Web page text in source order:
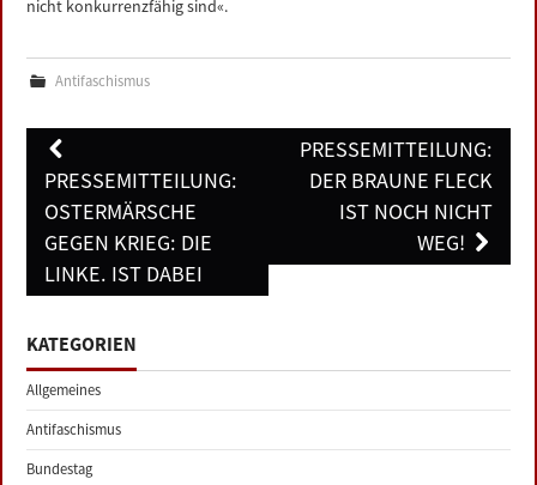
nicht konkurrenzfähig sind«.
Antifaschismus
Post
navigation
PRESSEMITTEILUNG:
OSTERMÄRSCHE
GEGEN KRIEG: DIE
LINKE. IST DABEI
PRESSEMITTEILUNG:
DER BRAUNE FLECK
IST NOCH NICHT
WEG!
KATEGORIEN
Allgemeines
Antifaschismus
Bundestag